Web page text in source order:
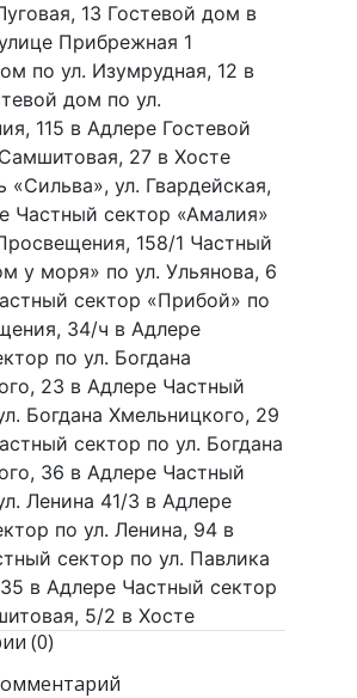
13 Гостевой дом в
Прибрежная 1
по ул. Изумрудная, 12 в
дом по ул.
115 в Адлере Гостевой
27 в Хосте
«Сильва», ул. Гвардейская,
Частный сектор «Амалия»
158/1 Частный
у моря» по ул. Ульянова, 6
сектор «Прибой» по
34/ч в Адлере
по ул. Богдана
23 в Адлере Частный
Богдана Хмельницкого, 29
сектор по ул. Богдана
36 в Адлере Частный
Ленина 41/3 в Адлере
по ул. Ленина, 94 в
сектор по ул. Павлика
в Адлере Частный сектор
5/2 в Хосте
(0)